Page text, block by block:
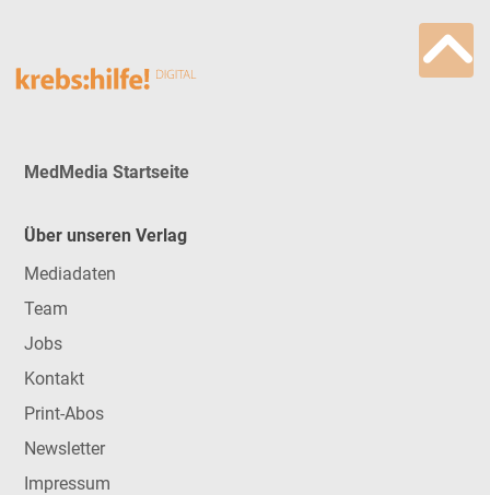
MedMedia Startseite
Über unseren Verlag
Mediadaten
Team
Jobs
Kontakt
Print-Abos
Newsletter
Impressum